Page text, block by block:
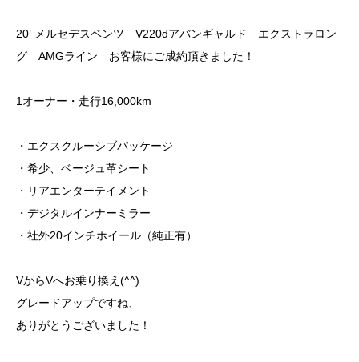
20’ メルセデスベンツ V220dアバンギャルド エクストラロン
グ AMGライン お客様にご成約頂きました！
1オーナー・走行16,000km
・エクスクルーシブパッケージ
・希少、ベージュ革シート
・リアエンターテイメント
・デジタルインナーミラー
・社外20インチホイール（純正有）
VからVへお乗り換え(^^)
グレードアップですね、
ありがとうございました！